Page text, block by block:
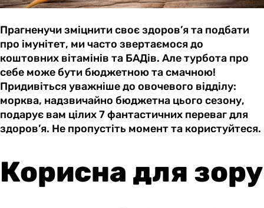
Прагненучи зміцнити своє здоров’я та подбати
про імунітет, ми часто звертаємося до
коштовних вітамінів та БАДів. Але турбота про
себе може бути бюджетною та смачною!
Придивіться уважніше до овочевого відділу:
морква, надзвичайно бюджетна цього сезону,
подарує вам цілих 7 фантастичних переваг для
здоров’я. Не пропустіть момент та користуйтеся.
Корисна для зору